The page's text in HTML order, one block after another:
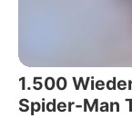
1.500
Spider-Man